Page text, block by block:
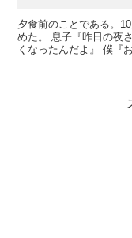
夕食前のことである。
めた。 息子『昨日の夜さ、寝てたらさ、突然右足のふくらはぎが痛
くなったんだよ』 僕『おお、それでどうした？』 息子『眠っていた